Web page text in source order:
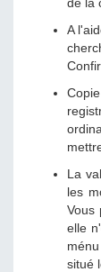
A
La
les
Vous
elle
situé